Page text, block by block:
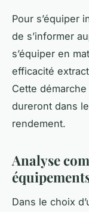
Pour s’équiper
de s’informer
s’équiper en
efficacité
Cette
dureront dans
rendement.
Analyse
Dans le choix